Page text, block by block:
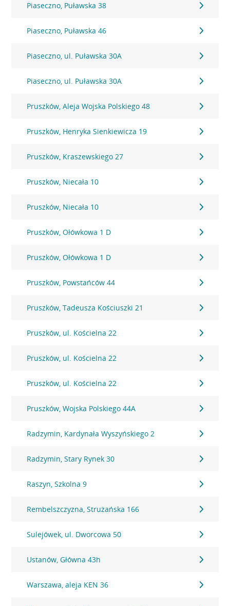
Piaseczno, Puławska 38
Piaseczno, Puławska 46
Piaseczno, ul. Puławska 30A
Piaseczno, ul. Puławska 30A
Pruszków, Aleja Wojska Polskiego 48
Pruszków, Henryka Sienkiewicza 19
Pruszków, Kraszewskiego 27
Pruszków, Niecała 10
Pruszków, Niecała 10
Pruszków, Ołówkowa 1 D
Pruszków, Ołówkowa 1 D
Pruszków, Powstańców 44
Pruszków, Tadeusza Kościuszki 21
Pruszków, ul. Kościelna 22
Pruszków, ul. Kościelna 22
Pruszków, ul. Kościelna 22
Pruszków, Wojska Polskiego 44A
Radzymin, Kardynała Wyszyńskiego 2
Radzymin, Stary Rynek 30
Raszyn, Szkolna 9
Rembelszczyzna, Strużańska 166
Sulejówek, ul. Dworcowa 50
Ustanów, Główna 43h
Warszawa, aleja KEN 36